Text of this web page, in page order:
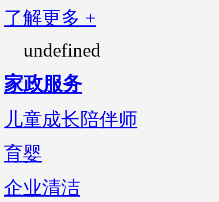
了解更多 +
undefined
家政服务
儿童成长陪伴师
育婴
企业清洁